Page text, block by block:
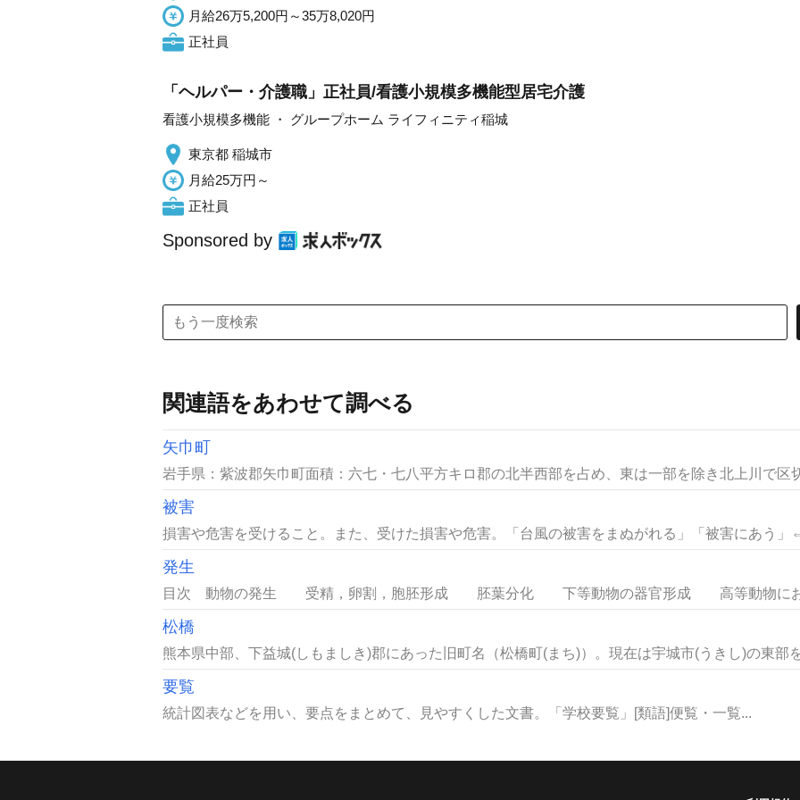
月給26万5,200円～35万8,020円
正社員
「ヘルパー・介護職」正社員/看護小規模多機能型居宅介護
看護小規模多機能 ・ グループホーム ライフィニティ稲城
東京都 稲城市
月給25万円～
正社員
Sponsored by
関連語をあわせて調べる
矢巾町
岩手県：紫波郡矢巾町面積：六七・七八平方キロ郡の北半西部を占め、東は一部を除き北上川で区
被害
損害や危害を受けること。また、受けた損害や危害。「台風の被害をまぬがれる」「被害にあう」
発生
目次 動物の発生 受精，卵割，胞胚形成 胚葉分化 下等動物の器官形成 高等動物にお
松橋
熊本県中部、下益城(しもましき)郡にあった旧町名（松橋町(まち)）。現在は宇城市(うきし)の東部
要覧
統計図表などを用い、要点をまとめて、見やすくした文書。「学校要覧」[類語]便覧・一覧...